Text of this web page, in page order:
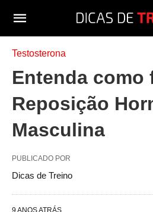
Testosterona
Entenda como
Reposição
Masculina
PUBLICADO POR
Dicas de Treino
9 ANOS ATRÁS